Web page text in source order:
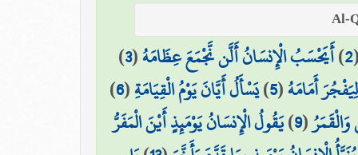
2
)أَيَحْسَبُ الْإِنسَانُ أَلَّن نَّجْمَعَ عِظَامَهُ(
3
)
أَمَامَهُ(
5
)يَسْأَلُ أَيَّانَ يَوْمُ الْقِيَامَةِ(
6
)
(
9
)يَقُولُ الْإِنسَانُ يَوْمَئِذٍ أَيْنَ الْمَفَرُّ